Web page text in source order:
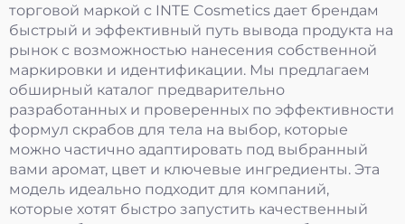
торговой маркой с INTE Cosmetics дает брендам
быстрый и эффективный путь вывода продукта на
рынок с возможностью нанесения собственной
маркировки и идентификации. Мы предлагаем
обширный каталог предварительно
разработанных и проверенных по эффективности
формул скрабов для тела на выбор, которые
можно частично адаптировать под выбранный
вами аромат, цвет и ключевые ингредиенты. Эта
модель идеально подходит для компаний,
которые хотят быстро запустить качественный